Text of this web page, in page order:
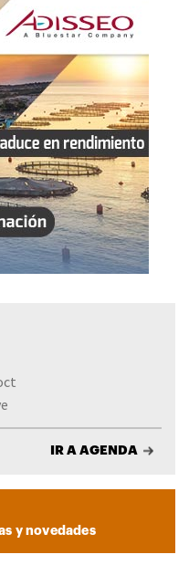
IR A AGENDA
y novedades